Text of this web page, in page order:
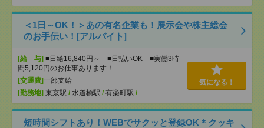
＜1日～OK！＞あの有名企業も！展示会や株主総会
のお手伝い！[アルバイト]
[給 与] ■日給16,840円～ ■日払いOK ■実働3時
間5,120円のお仕事あります！
[交通費]一部支給
[勤務地] 東京駅 / 水道橋駅 / 有楽町駅 / …
気になる！
短時間シフトあり！WEBでサクッと登録OK＊クッキ